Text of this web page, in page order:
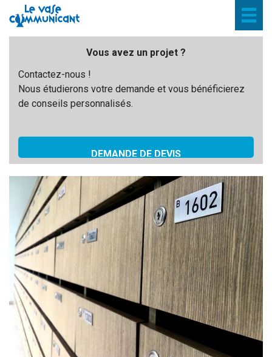
Vous avez un projet ?
Contactez-nous !
Nous étudierons votre demande et vous bénéficierez
de conseils personnalisés.
DEMANDE DE DEVIS